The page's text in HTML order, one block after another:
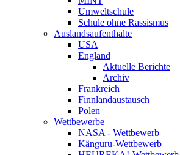
Umweltschule
Schule ohne Rassismus
Auslandsaufenthalte
USA
England
Aktuelle Berichte
Archiv
Frankreich
Finnlandaustausch
Polen
Wettbewerbe
NASA - Wettbewerb
Känguru-Wettbewerb